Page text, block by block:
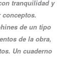
tranquilidad y
de un tipo
de la obra,
Un cuaderno